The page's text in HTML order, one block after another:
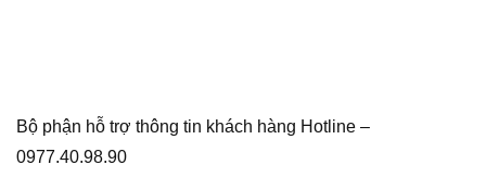
Bộ phận hỗ trợ thông tin khách hàng Hotline –
0977.40.98.90